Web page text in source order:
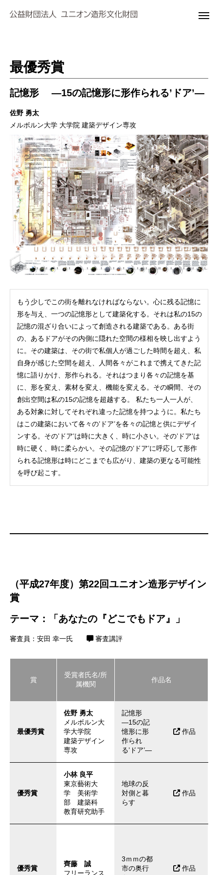
最優秀賞
記憶形 ―15の記憶形に形作られる’ドア’―
佐野 勇太
メルボルン大学 大学院 建築デザイン専攻
もう少しでこの街を離れなければならない。心に残る記憶に
形を与え、一つの記憶形として建築化する。それは私の15の
記憶の混ざり合いによって創造される建築である。ある街
の、あるドアがその内側に隠れた空間の様相を映し出すよう
に。その建築は、その街で私個人が過ごした時間を超え、私
自身が感じた空間を超え、人間各々がこれまで携えてきた記
憶に語りかけ、形作られる。それはつまり各々の記憶を基
に、形を変え、素材を変え、機能を変える。その瞬間、その
創出空間は私の15の記憶を超越する。 私たち一人一人が、
ある対象に対してそれぞれ違った記憶を持つように。私たち
はこの建築において各々の’ドア’を各々の記憶と供にデザイ
ンする。その’ドア’は時に大きく、時に小さい。その’ドア’は
時に硬く、時に柔らかい。その記憶の’ドア’に呼応して形作
られる記憶形は時にどこまでも広がり、建築の更なる可能性
を呼び起こす。
（平成27年度）第22回ユニオン造形デザイン
賞
テーマ：「あなたの『どこでもドア』」
審査員：安田 幸一氏 審査講評
賞
受賞者氏名/所
属機関
作品名
最優秀賞
佐野 勇太
メルボルン大
学大学院
建築デザイン
専攻
記憶形
―15の記
憶形に形
作られ
る’ドア’―
作品
優秀賞
小林 良平
東京藝術大
学 美術学
部 建築科
教育研究助手
地球の反
対側と暮
らす
作品
優秀賞
齊藤 誠
フリーランス
3ｍｍの都
市の奥行
作品